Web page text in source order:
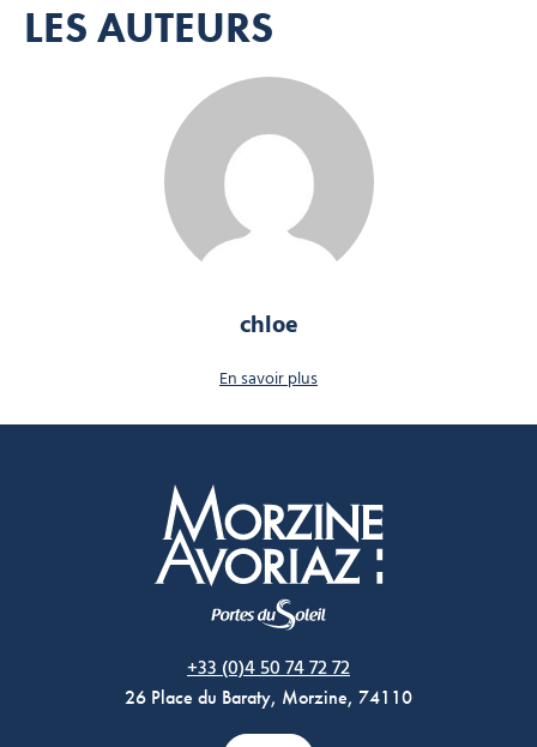
LES AUTEURS
chloe
En savoir plus
+33 (0)4 50 74 72 72
26 Place du Baraty, Morzine, 74110